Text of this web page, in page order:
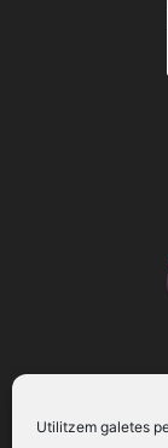
Utilitzem galetes